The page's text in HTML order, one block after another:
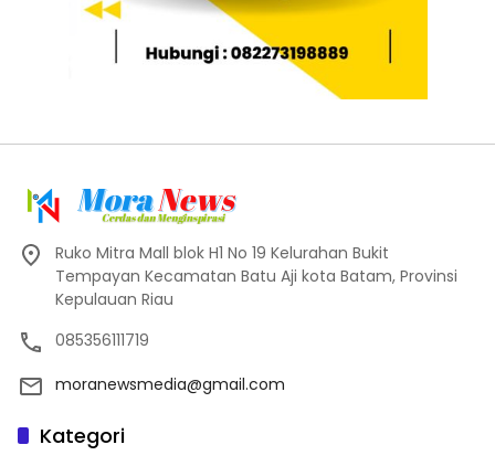
Ruko Mitra Mall blok H1 No 19 Kelurahan Bukit
Tempayan Kecamatan Batu Aji kota Batam, Provinsi
Kepulauan Riau
085356111719
moranewsmedia@gmail.com
Kategori